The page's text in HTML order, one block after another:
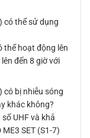
có thể sử dụng
thể hoạt động lên
đến 8 giờ với
có bị nhiễu sóng
khác không?
UHF và khả
SET (S1-7)